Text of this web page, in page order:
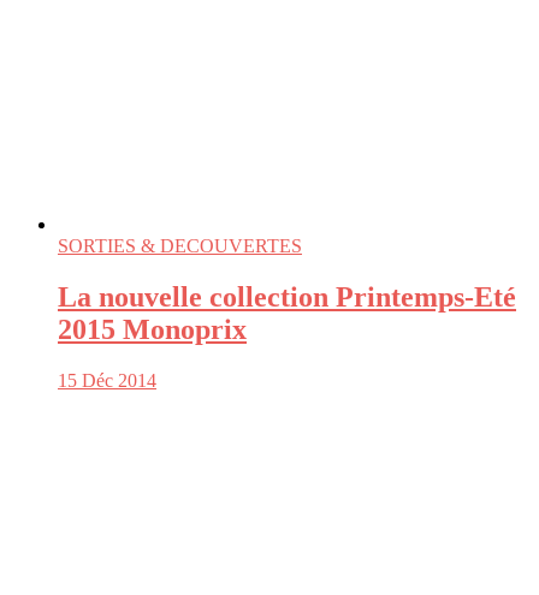
SORTIES & DECOUVERTES
La nouvelle collection Printemps-Eté
2015 Monoprix
15 Déc 2014